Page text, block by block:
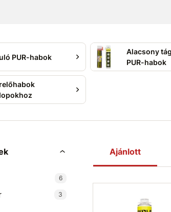
PUR-habok
Alacsony
PUR-habok
6
3
Ajánlott